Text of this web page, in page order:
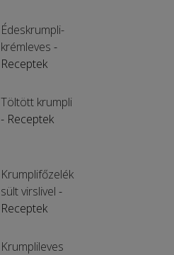
Édeskrumpli-
krémleves -
Receptek
Töltött krumpli
- Receptek
Krumplifőzelék
sült virslivel -
Receptek
Krumplileves